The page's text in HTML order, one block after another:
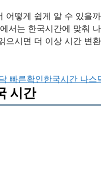
어떻게 쉽게 알 수 있을
서는 한국시간에 맞춰
으시면 더 이상 시간 변
빠른확인한국시간 나스
시간